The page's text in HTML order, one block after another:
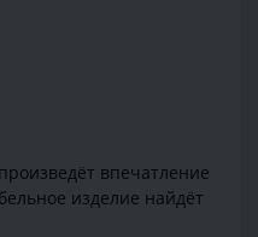
впечатление
изделие найдёт